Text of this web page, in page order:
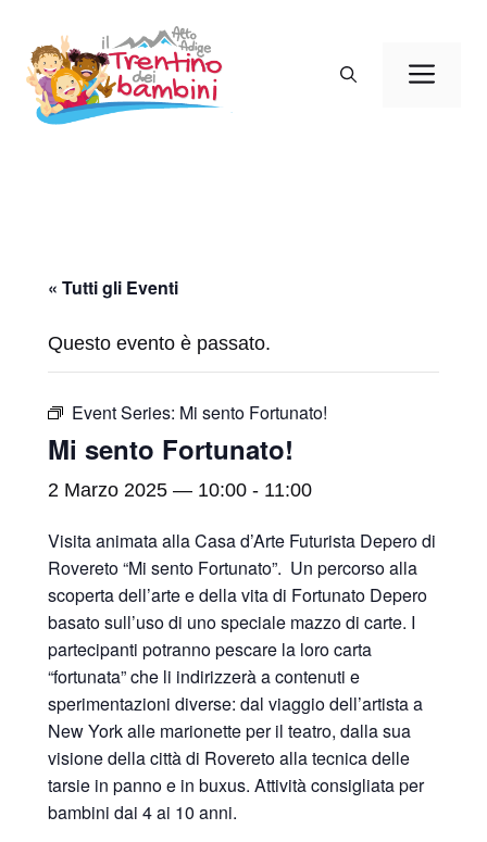
contenuto
« Tutti gli Eventi
Questo evento è passato.
Event Series: Mi sento Fortunato!
Mi sento Fortunato!
2 Marzo 2025 — 10:00 - 11:00
Visita animata alla Casa d’Arte Futurista Depero di
Rovereto “Mi sento Fortunato”. Un percorso alla
scoperta dell’arte e della vita di Fortunato Depero
basato sull’uso di uno speciale mazzo di carte. I
partecipanti potranno pescare la loro carta
“fortunata” che li indirizzerà a contenuti e
sperimentazioni diverse: dal viaggio dell’artista a
New York alle marionette per il teatro, dalla sua
visione della città di Rovereto alla tecnica delle
tarsie in panno e in buxus. Attività consigliata per
bambini dai 4 ai 10 anni.